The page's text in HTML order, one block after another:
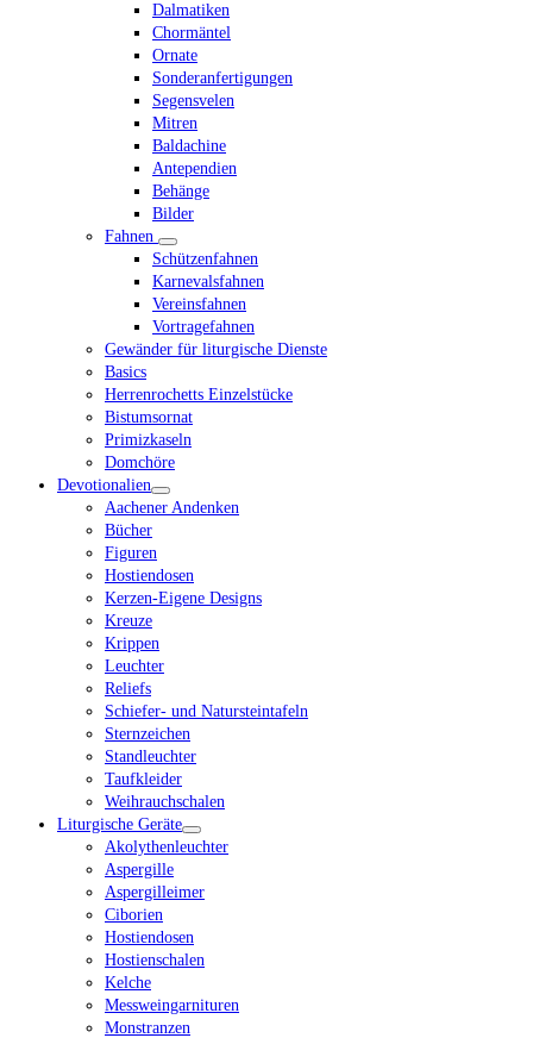
Dalmatiken
Chormäntel
Ornate
Sonderanfertigungen
Segensvelen
Mitren
Baldachine
Antependien
Behänge
Bilder
Fahnen
Schützenfahnen
Karnevalsfahnen
Vereinsfahnen
Vortragefahnen
Gewänder für liturgische Dienste
Basics
Herrenrochetts Einzelstücke
Bistumsornat
Primizkaseln
Domchöre
Devotionalien
Aachener Andenken
Bücher
Figuren
Hostiendosen
Kerzen-Eigene Designs
Kreuze
Krippen
Leuchter
Reliefs
Schiefer- und Natursteintafeln
Sternzeichen
Standleuchter
Taufkleider
Weihrauchschalen
Liturgische Geräte
Akolythenleuchter
Aspergille
Aspergilleimer
Ciborien
Hostiendosen
Hostienschalen
Kelche
Messweingarnituren
Monstranzen